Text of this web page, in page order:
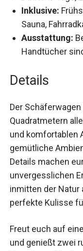
privater
Dauer:
3 Tage,
Inklusive:
Sauna,
Handtücher
Details
Der
Quadratmetern
entspannten und
benötigt. Das
liebevoll
Aufenthalt zu
privaten Terrasse,
entspannte